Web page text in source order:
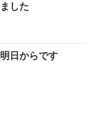
した
日からです